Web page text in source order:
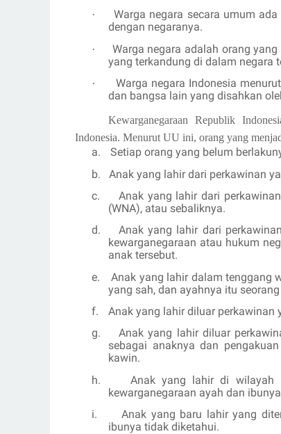
·
Warga negara secara umum
dengan negaranya.
·
Warga negara adalah orang
yang terkandung di dalam negara
·
Warga negara Indonesia
dan bangsa lain yang disahkan
Kewarganegaraan Republik
Indonesia. Menurut UU ini, orang yang
a.
Setiap orang yang belum
b.
Anak yang lahir dari perkawinan
c.
Anak yang lahir dari
(WNA), atau sebaliknya.
d.
Anak yang lahir dari
kewarganegaraan atau hukum
anak tersebut.
e.
Anak yang lahir dalam tenggang
yang sah, dan ayahnya itu seorang
f.
Anak yang lahir diluar perkawinan
g.
Anak yang lahir diluar
sebagai anaknya dan
kawin.
h.
Anak yang lahir di wilayah
kewarganegaraan ayah dan
i.
Anak yang baru lahir yang
ibunya tidak diketahui.